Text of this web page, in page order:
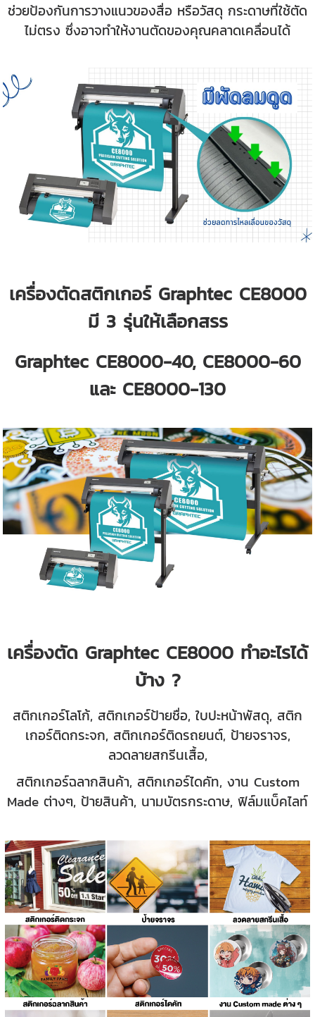
ช่วยป้องกันการวางแนวของสื่อ หรือวัสดุ กระดาษที่ใช้ตัด
ไม่ตรง ซึ่งอาจทำให้งานตัดของคุณคลาดเคลื่อนได้
เครื่องตัดสติกเกอร์ Graphtec CE8000
มี 3 รุ่นให้เลือกสรร
Graphtec CE8000-40, CE8000-60
และ CE8000-130
เครื่องตัด Graphtec CE8000 ทำอะไรได้
บ้าง ?
สติกเกอร์โลโก้, สติกเกอร์ป้ายชื่อ, ใบปะหน้าพัสดุ, สติก
เกอร์ติดกระจก, สติกเกอร์ติดรถยนต์, ป้ายจราจร,
ลวดลายสกรีนเสื้อ,
สติกเกอร์ฉลากสินค้า, สติกเกอร์ไดคัท, งาน Custom
Made ต่างๆ, ป้ายสินค้า, นามบัตรกระดาษ, ฟิล์มแบ็คไลท์